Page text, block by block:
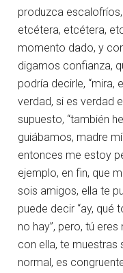
produzca
etcétera, etcétera,
momento dado, y
digamos confianza,
podría decirle, “mira,
verdad, si es verdad
supuesto, “también
guiábamos, madre
entonces me estoy
ejemplo, en fin, que
sois amigos, ella te
puede decir “ay, qué
no hay”, pero, tú
con ella, te muestras
normal, es